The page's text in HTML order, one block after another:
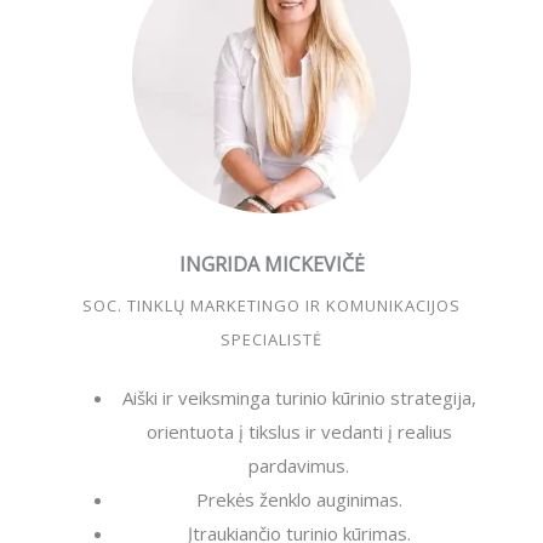
INGRIDA MICKEVIČĖ
SOC. TINKLŲ MARKETINGO IR KOMUNIKACIJOS
SPECIALISTĖ
Aiški ir veiksminga turinio kūrinio strategija,
orientuota į tikslus ir vedanti į realius
pardavimus.
Prekės ženklo auginimas.
Įtraukiančio turinio kūrimas.